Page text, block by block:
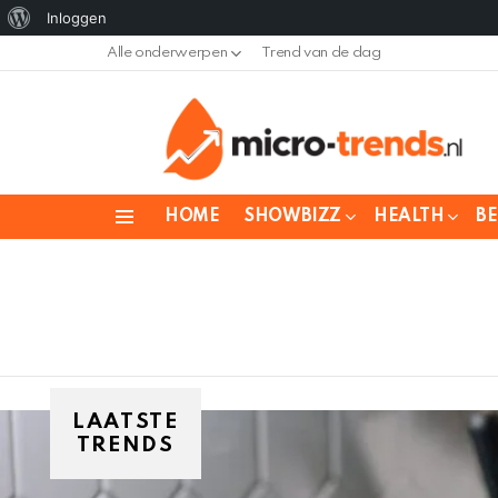
Alle onderwerpen Trend van de dag
HOME SHOWBIZZ HEALTH
LAATSTE
TRENDS
Over
Inloggen